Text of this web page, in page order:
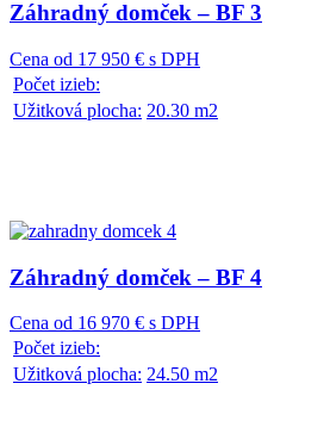
Záhradný domček – BF 3
Cena od 17 950 € s DPH
Počet izieb:
Užitková plocha: 20.30 m2
Záhradný domček – BF 4
Cena od 16 970 € s DPH
Počet izieb:
Užitková plocha: 24.50 m2